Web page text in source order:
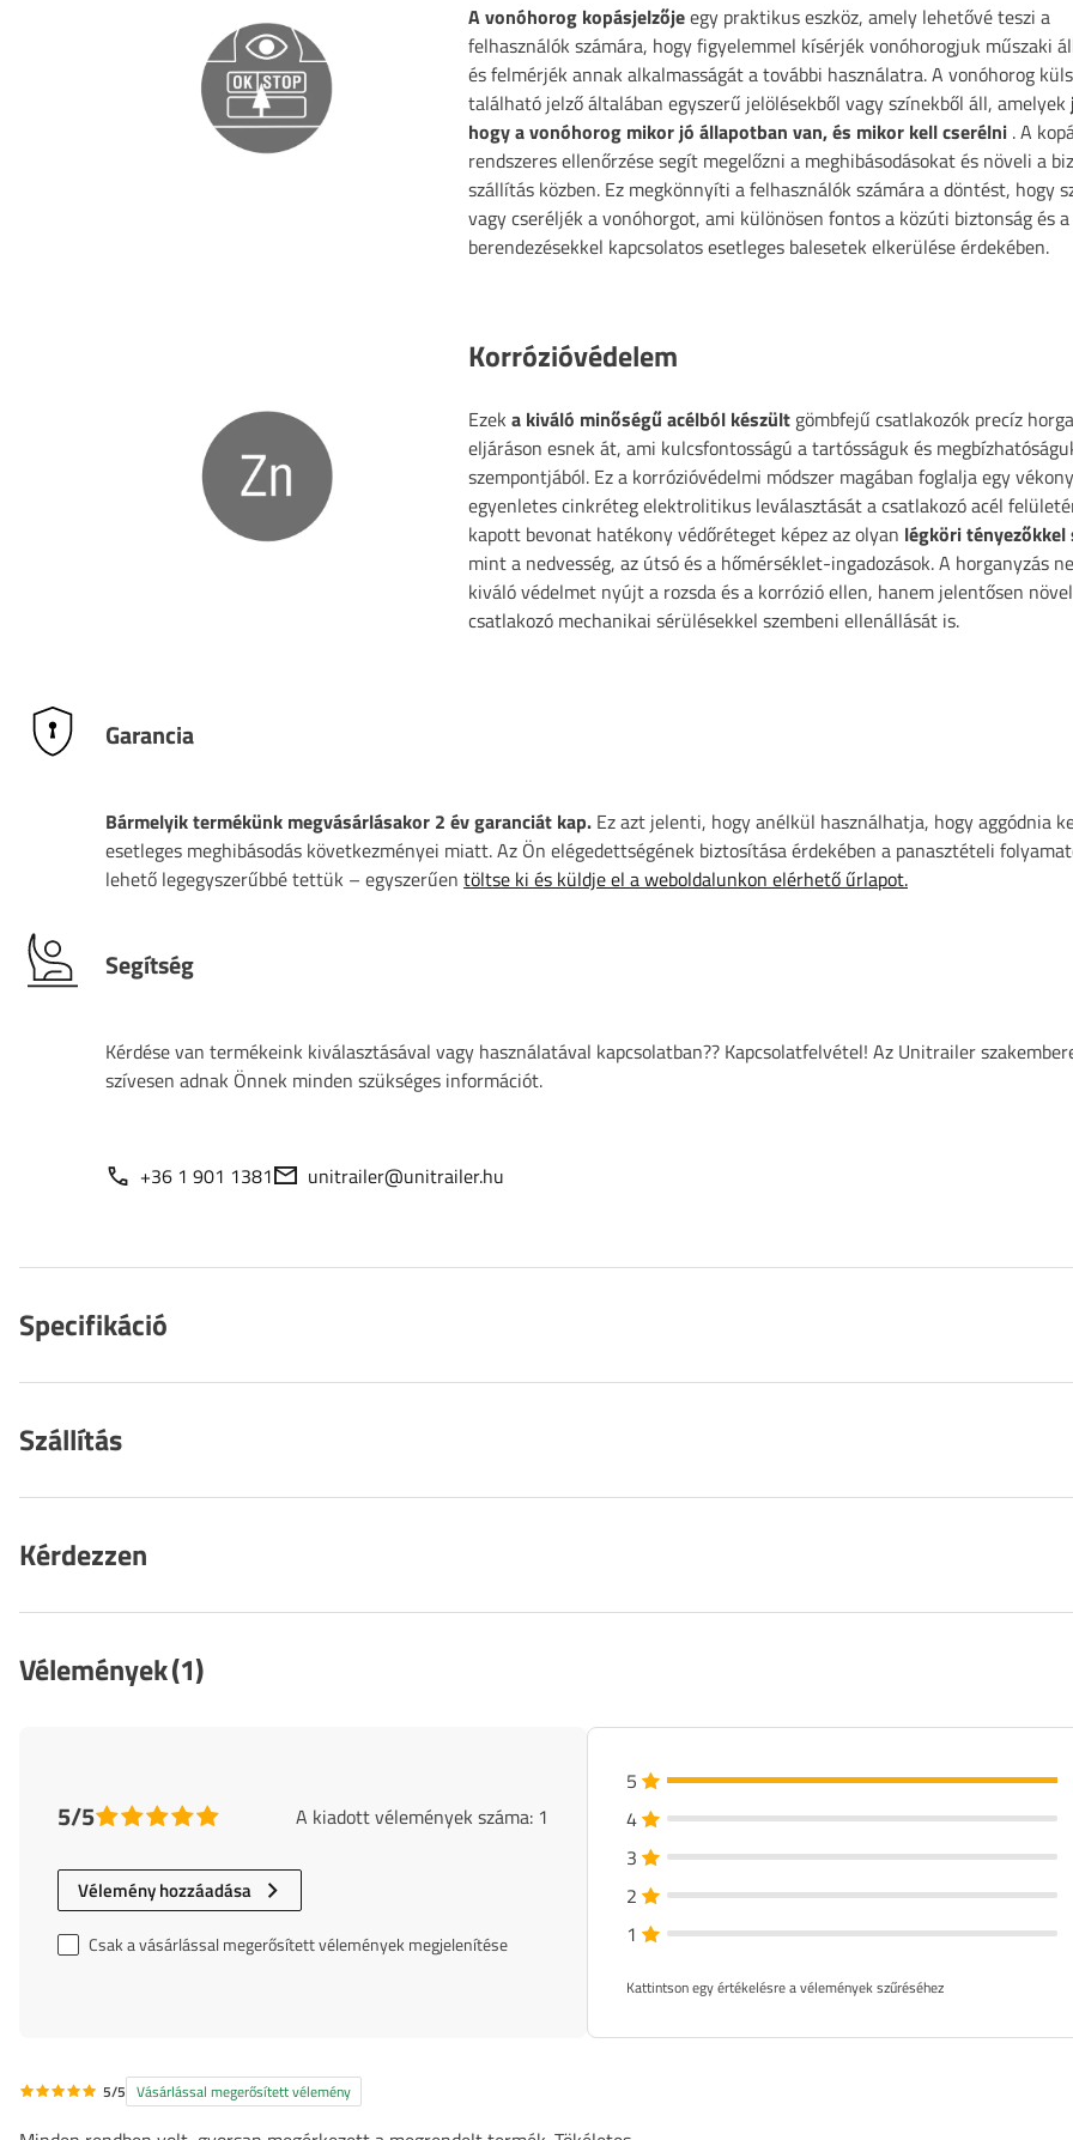
A vonóhorog kopásjelzőjeegy praktikus eszköz, amely lehetővé teszi a
felhasználók számára, hogy figyelemmel kísérjék vonóhorogjuk műszaki
és felmérjék annak alkalmasságát a további használatra. A vonóhorog
található jelző általában egyszerű jelölésekből vagy színekből áll, amelyek
hogy a vonóhorog mikor jó állapotban van, és mikor kell cserélni. A
rendszeres ellenőrzése segít megelőzni a meghibásodásokat és növeli a
szállítás közben. Ez megkönnyíti a felhasználók számára a döntést, hogy
vagy cseréljék a vonóhorgot, ami különösen fontos a közúti biztonság és
berendezésekkel kapcsolatos esetleges balesetek elkerülése érdekében.
Korrózióvédelem
Ezek a kiváló minőségű acélból készültgömbfejű csatlakozók precíz
eljáráson esnek át, ami kulcsfontosságú a tartósságuk és
szempontjából. Ez a korrózióvédelmi módszer magában foglalja egy
egyenletes cinkréteg elektrolitikus leválasztását a csatlakozó acél
kapott bevonat hatékony védőréteget képez az olyan légköri tényezőkkel
mint a nedvesség, az útsó és a hőmérséklet-ingadozások. A horganyzás
kiváló védelmet nyújt a rozsda és a korrózió ellen, hanem jelentősen
csatlakozó mechanikai sérülésekkel szembeni ellenállását is.
Garancia
Bármelyik termékünk megvásárlásakor 2 év garanciát kap. Ez azt jelenti, hogy anélkül használhatja, hogy aggódnia
esetleges meghibásodás következményei miatt. Az Ön elégedettségének biztosítása érdekében a panasztételi
lehető legegyszerűbbé tettük – egyszerűen töltse ki és küldje el a weboldalunkon elérhető űrlapot.
Segítség
Kérdése van termékeink kiválasztásával vagy használatával kapcsolatban?? Kapcsolatfelvétel! Az Unitrailer
szívesen adnak Önnek minden szükséges információt.
+36 1 901 1381 unitrailer@unitrailer.hu
Specifikáció
Szállítás
Kérdezzen
Vélemények(1)
5/5 A kiadott vélemények száma: 1
Vélemény hozzáadása
Csak a vásárlással megerősített vélemények megjelenítése
5
4
3
2
1
Kattintson egy értékelésre a vélemények szűréséhez
5/5 Vásárlással megerősített vélemény